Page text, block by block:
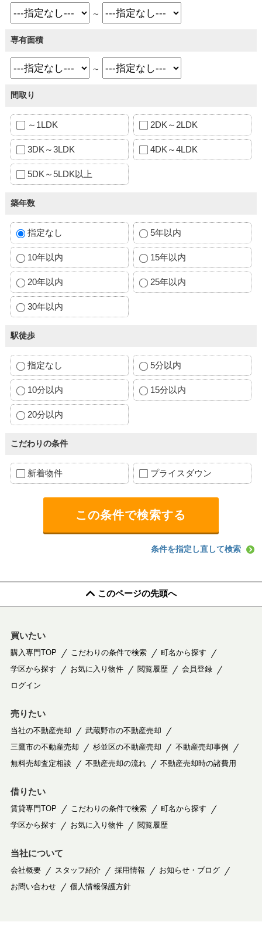
～
専有面積
～
間取り
～1LDK 2DK～2LDK
3DK～3LDK 4DK～4LDK
5DK～5LDK以上
築年数
指定なし 5年以内
10年以内 15年以内
20年以内 25年以内
30年以内
駅徒歩
指定なし 5分以内
10分以内 15分以内
20分以内
こだわりの条件
新着物件 プライスダウン
条件を指定し直して検索
このページの先頭へ
買いたい
購入専門TOP こだわりの条件で検索
町名から探す
学区から探す
お気に入り物件 閲覧履歴
会員登録
ログイン
売りたい
当社の不動産売却
武蔵野市の不動産売却
三鷹市の不動産売却
杉並区の不動産売却
不動産売却事例
無料売却査定相談
不動産売却の流れ 不動産売却時の諸費用
借りたい
賃貸専門TOP こだわりの条件で検索
町名から探す
学区から探す
お気に入り物件 閲覧履歴
当社について
会社概要 スタッフ紹介 採用情報
お知らせ・ブログ
お問い合わせ
個人情報保護方針